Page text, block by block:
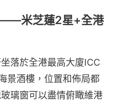
——米芝蓮2星+全港
落於全港最高大廈ICC
景酒樓，位置和佈局都
璃窗可以盡情俯瞰維港